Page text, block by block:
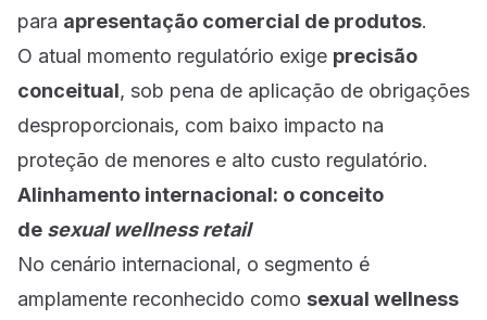
para apresentação comercial de produtos.
O atual momento regulatório exige precisão
conceitual, sob pena de aplicação de obrigações
desproporcionais, com baixo impacto na
proteção de menores e alto custo regulatório.
Alinhamento internacional: o conceito
de sexual wellness retail
No cenário internacional, o segmento é
amplamente reconhecido como sexual wellness